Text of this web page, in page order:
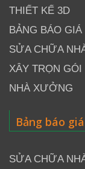
THIẾT KẾ 3D
BẢNG BÁO GIÁ
SỬA CHỮA
XÂY TRỌN GÓI
NHÀ XƯỞNG
Bảng báo giá
SỬA CHỮA